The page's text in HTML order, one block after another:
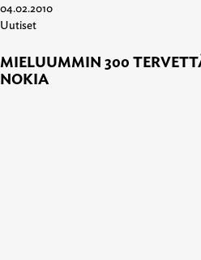
04.02.2010
Uutiset
MIELUUMMIN 300
NOKIA